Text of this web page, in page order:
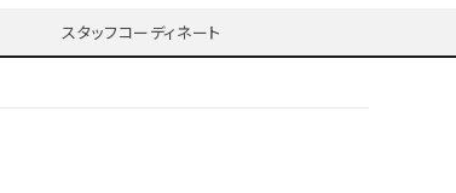
スタッフコーディネート